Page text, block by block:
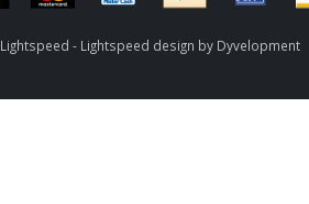
Lightspeed - Lightspeed design by Dyvelopment